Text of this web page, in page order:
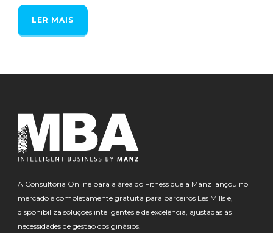
LER MAIS
A Consultoria Online para a área do Fitness que a Manz lançou no
mercado é completamente gratuita para parceiros Les Mills e,
disponibiliza soluções inteligentes e de excelência, ajustadas às
necessidades de gestão dos ginásios.